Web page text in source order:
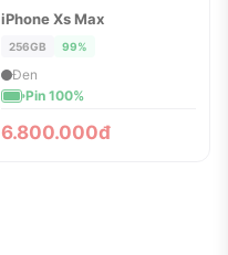
ĐÃ BÁN
iPhone Xs Max
256GB 99%
Đen
Pin 100%
6.800.000đ